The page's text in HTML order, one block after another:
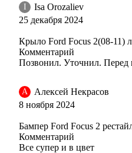
I
Isa Orozaliev
25 декабря 2024
Крыло Ford Focus 2(08-11)
Комментарий
Позвонил. Уточнил. Перед
А
Алексей Некрасов
8 ноября 2024
Бампер Ford Focus 2
Комментарий
Все супер и в цвет